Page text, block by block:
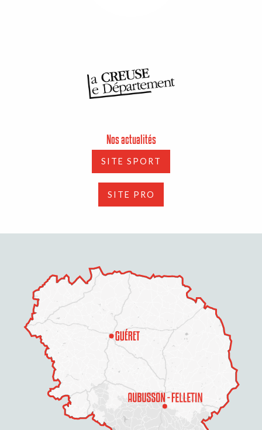
Nos actualités
SITE SPORT
SITE PRO